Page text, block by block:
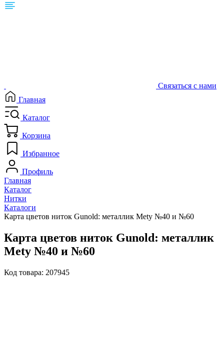
Связаться с нами
Главная
Каталог
Корзина
Избранное
Профиль
Главная
Каталог
Нитки
Каталоги
Карта цветов ниток Gunold: металлик Mety №40 и №60
Карта цветов ниток Gunold: металлик
Mety №40 и №60
Код товара: 207945